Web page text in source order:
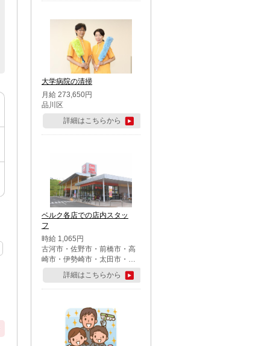
大学病院の清掃
月給 273,650円
品川区
詳細はこちらから
ベルク各店での店内スタッ
フ
時給 1,065円
古河市・佐野市・前橋市・高
崎市・伊勢崎市・太田市・館
林市・藤岡市・大泉町・さい
たま市北区・川越市・熊谷
市・行田市・秩父市・所沢
市・鶴ケ島市・千葉市中央
区・市川市・松戸市・習志野
市・柏市・流山市・八千代
市・足立区・江戸川区・八王
詳細はこちらから